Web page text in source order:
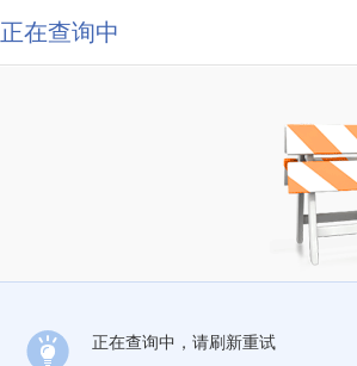
正在查询中
正在查询中，请刷新重试